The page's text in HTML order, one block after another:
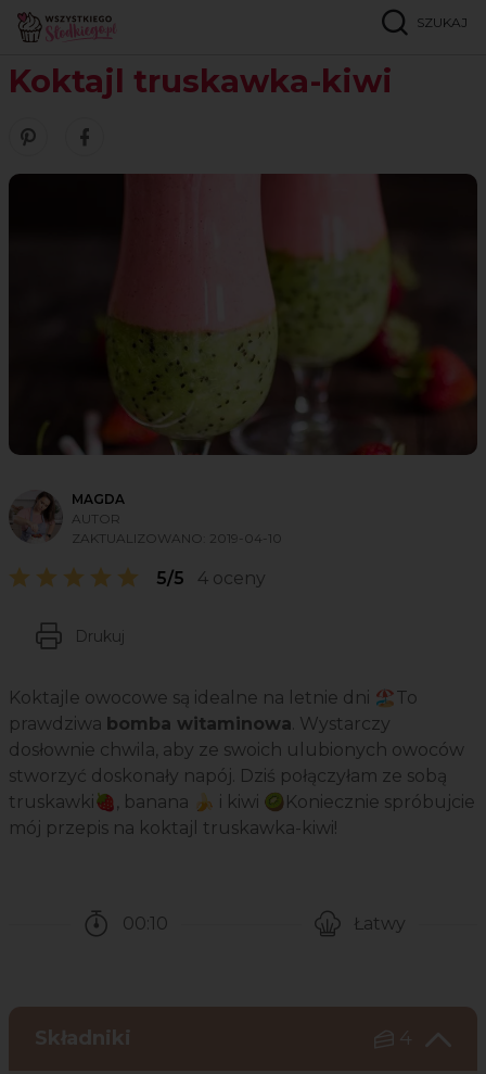
SZUKAJ
Strona główna Koktajl truskawka-kiwi
Koktajl truskawka-kiwi
Zobacz nasze piny w serwisie Pinterest
Udostępnij ten przepis w serwisie Facebook
MAGDA
AUTOR
ZAKTUALIZOWANO: 2019-04-10
5/5 4 oceny
Drukuj
Koktajle owocowe są idealne na letnie dni 🏖️To
prawdziwa bomba witaminowa. Wystarczy
dosłownie chwila, aby ze swoich ulubionych owoców
stworzyć doskonały napój. Dziś połączyłam ze sobą
truskawki🍓, banana 🍌 i kiwi 🥝Koniecznie spróbujcie
mój przepis na koktajl truskawka-kiwi!
00:10
Łatwy
Składniki 4